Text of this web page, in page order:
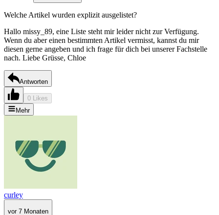
Welche Artikel wurden explizit ausgelistet?
Hallo missy_89, eine Liste steht mir leider nicht zur Verfügung.
Wenn du aber einen bestimmten Artikel vermisst, kannst du mir
diesen gerne angeben und ich frage für dich bei unserer Fachstelle
nach. Liebe Grüsse, Chloe
Antworten
0 Likes
Mehr
curley
vor 7 Monaten